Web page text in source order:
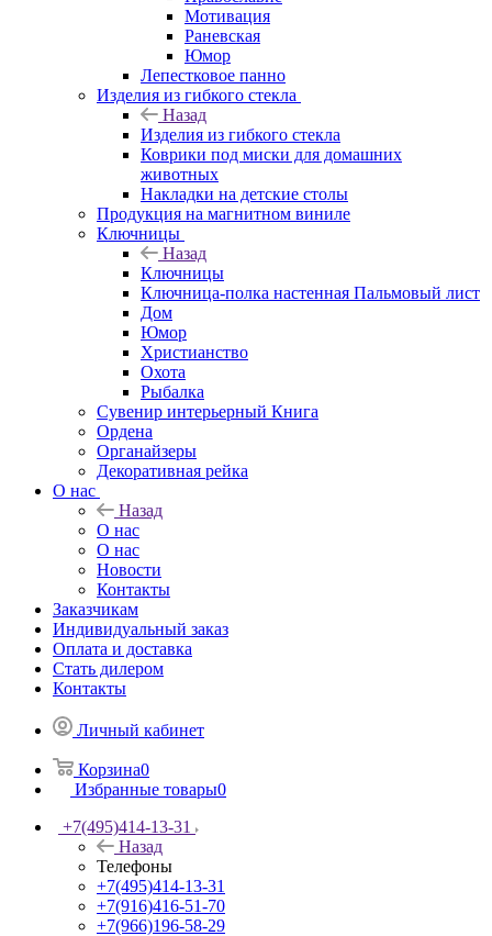
Мотивация
Раневская
Юмор
Лепестковое панно
Изделия из гибкого стекла
Назад
Изделия из гибкого стекла
Коврики под миски для домашних
животных
Накладки на детские столы
Продукция на магнитном виниле
Ключницы
Назад
Ключницы
Ключница-полка настенная Пальмовый лист
Дом
Юмор
Христианство
Охота
Рыбалка
Сувенир интерьерный Книга
Ордена
Органайзеры
Декоративная рейка
О нас
Назад
О нас
О нас
Новости
Контакты
Заказчикам
Индивидуальный заказ
Оплата и доставка
Стать дилером
Контакты
Личный кабинет
Корзина0
Избранные товары0
+7(495)414-13-31
Назад
Телефоны
+7(495)414-13-31
+7(916)416-51-70
+7(966)196-58-29